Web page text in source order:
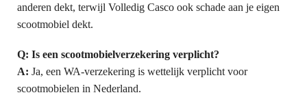
anderen dekt, terwijl Volledig Casco ook schade aan je eigen
scootmobiel dekt.
Q: Is een scootmobielverzekering verplicht?
A: Ja, een WA-verzekering is wettelijk verplicht voor
scootmobielen in Nederland.